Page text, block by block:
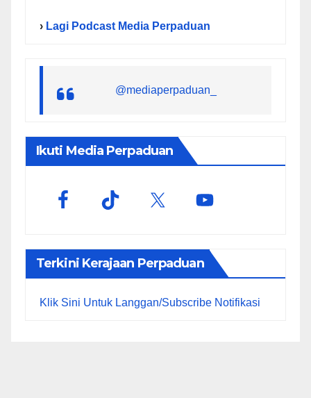
› Lagi Podcast Media Perpaduan
@mediaperpaduan_
Ikuti Media Perpaduan
Terkini Kerajaan Perpaduan
Klik Sini Untuk Langgan/Subscribe Notifikasi